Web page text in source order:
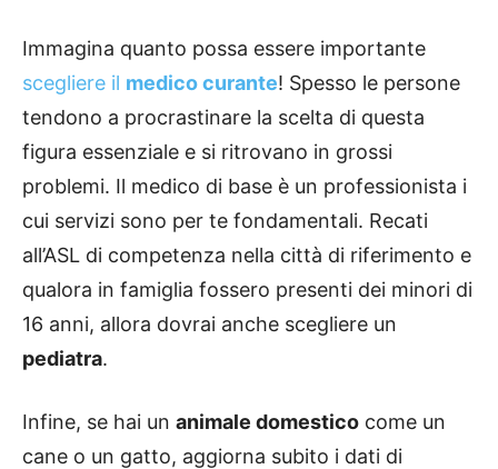
Immagina quanto possa essere importante
scegliere il medico curante! Spesso le persone
tendono a procrastinare la scelta di questa
figura essenziale e si ritrovano in grossi
problemi. Il medico di base è un professionista i
cui servizi sono per te fondamentali. Recati
all’ASL di competenza nella città di riferimento e
qualora in famiglia fossero presenti dei minori di
16 anni, allora dovrai anche scegliere un
pediatra.
Infine, se hai un animale domestico come un
cane o un gatto, aggiorna subito i dati di